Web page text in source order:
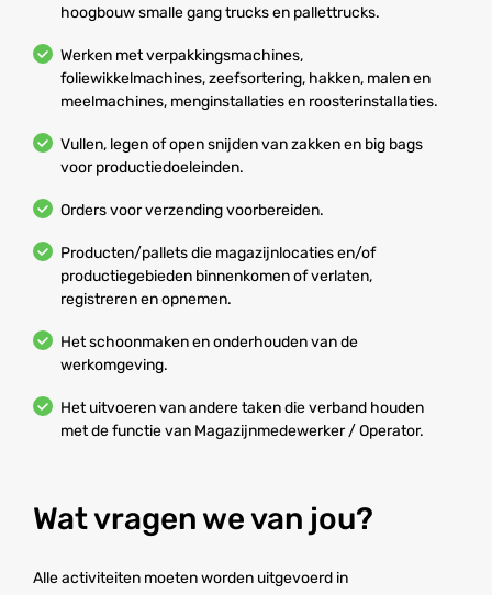
hoogbouw smalle gang trucks en pallettrucks.
Werken met verpakkingsmachines,
foliewikkelmachines, zeefsortering, hakken, malen en
meelmachines, menginstallaties en roosterinstallaties.
Vullen, legen of open snijden van zakken en big bags
voor productiedoeleinden.
Orders voor verzending voorbereiden.
Producten/pallets die magazijnlocaties en/of
productiegebieden binnenkomen of verlaten,
registreren en opnemen.
Het schoonmaken en onderhouden van de
werkomgeving.
Het uitvoeren van andere taken die verband houden
met de functie van Magazijnmedewerker / Operator.
Wat vragen we van jou?
Alle activiteiten moeten worden uitgevoerd in